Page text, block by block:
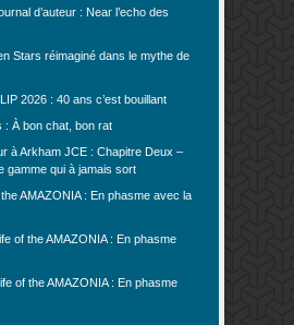
d’auteur : Near l’echo des
Stars réimaginé dans le mythe de
2026 : 40 ans c’est bouillant
: À bon chat, bon rat
à Arkham JCE : Chapitre Deux –
gamme qui à jamais sort
AMAZONIA : En phasme avec la
of the AMAZONIA : En phasme
of the AMAZONIA : En phasme